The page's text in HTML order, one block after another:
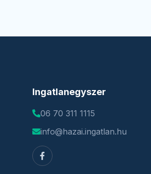
Ingatlanegyszer
06 70 311 1115
info@hazai.ingatlan.hu